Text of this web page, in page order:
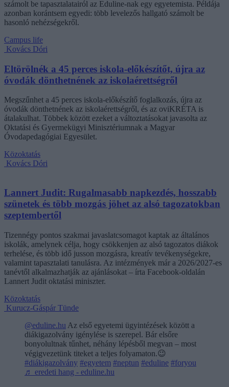
számolt be tapasztalatairól az Eduline-nak egy egyetemista. Példája
azonban korántsem egyedi: több levelezős hallgató számolt be
hasonló nehézségekről.
Campus life
Kovács Dóri
Eltörölnék a 45 perces iskola-előkészítőt, újra az
óvodák dönthetnének az iskolaérettségről
Megszűnhet a 45 perces iskola-előkészítő foglalkozás, újra az
óvodák dönthetnének az iskolaérettségről, és az oviKRÉTA is
átalakulhat. Többek között ezeket a változtatásokat javasolta az
Oktatási és Gyermekügyi Minisztériumnak a Magyar
Óvodapedagógiai Egyesület.
Közoktatás
Kovács Dóri
Lannert Judit: Rugalmasabb napkezdés, hosszabb
szünetek és több mozgás jöhet az alsó tagozatokban
szeptembertől
Tizennégy pontos szakmai javaslatcsomagot kaptak az általános
iskolák, amelynek célja, hogy csökkenjen az alsó tagozatos diákok
terhelése, és több idő jusson mozgásra, kreatív tevékenységekre,
valamint tapasztalati tanulásra. Az intézmények már a 2026/2027-es
tanévtől alkalmazhatják az ajánlásokat – írta Facebook-oldalán
Lannert Judit oktatási miniszter.
Közoktatás
Kurucz-Gáspár Tünde
@eduline.hu Az első egyetemi ügyintézések között a
diákigazolvány igénylése is szerepel. Bár elsőre
bonyolultnak tűnhet, néhány lépésből megvan – most
végigvezetünk titeket a teljes folyamaton.😉
#diákigazolvány #egyetem #neptun #eduline #foryou
♬ eredeti hang - eduline.hu